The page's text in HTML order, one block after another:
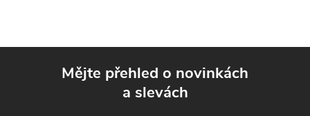
Mějte přehled o novinkách
a slevách